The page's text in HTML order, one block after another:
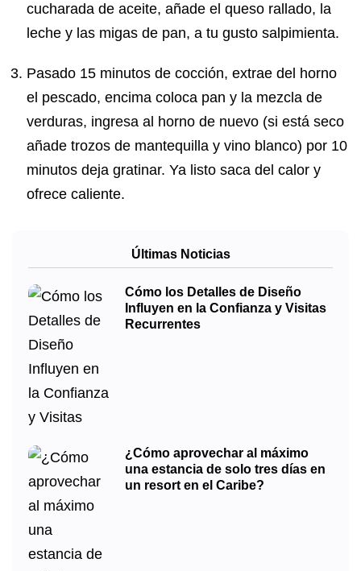
cucharada de aceite, añade el queso rallado, la
leche y las migas de pan, a tu gusto salpimienta.
Pasado 15 minutos de cocción, extrae del horno
el pescado, encima coloca pan y la mezcla de
verduras, ingresa al horno de nuevo (si está seco
añade trozos de mantequilla y vino blanco) por 10
minutos deja gratinar. Ya listo saca del calor y
ofrece caliente.
Últimas Noticias
Cómo los Detalles de Diseño
Influyen en la Confianza y Visitas
Recurrentes
¿Cómo aprovechar al máximo
una estancia de solo tres días en
un resort en el Caribe?